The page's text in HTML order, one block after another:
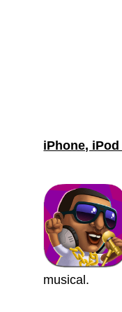
iPhone,
musical.